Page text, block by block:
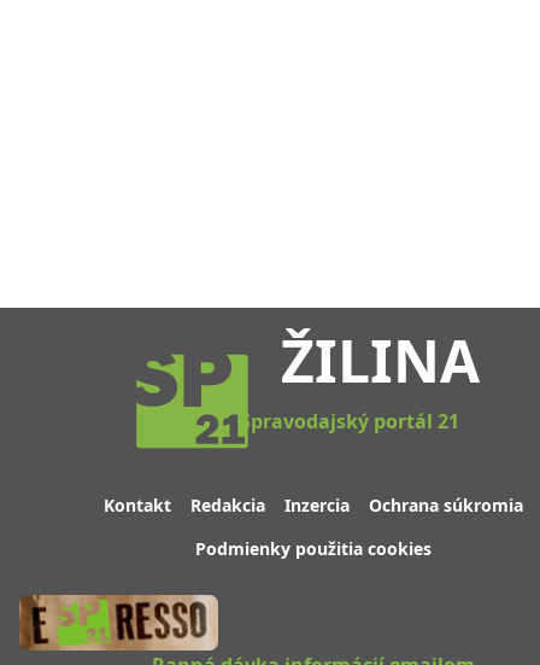
ŽILINA
Spravodajský portál 21
Kontakt Redakcia Inzercia
Ochrana súkromia
Podmienky použitia cookies